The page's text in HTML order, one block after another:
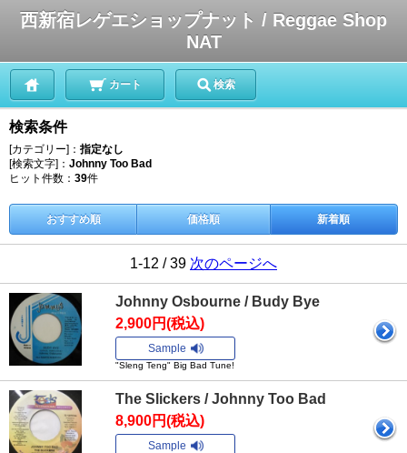
西新宿レゲエショップナット / Reggae Shop
NAT
カート 検索
検索条件
[カテゴリー]： 指定なし
[検索文字]： Johnny Too Bad
ヒット件数： 39件
おすすめ順 価格順 新着順
1-12 / 39 次のページへ
Johnny Osbourne / Budy Bye
2,900円(税込)
Sample
"Sleng Teng" Big Bad Tune!
The Slickers / Johnny Too Bad
8,900円(税込)
Sample